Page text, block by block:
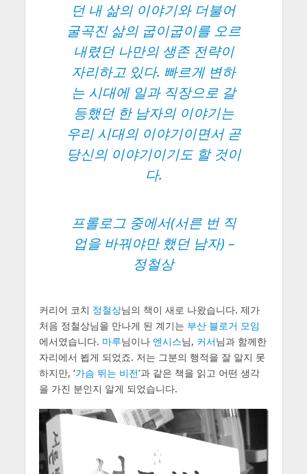
던 내 삶의 이야기와 더불어
굴곡진 삶의 굽이굽이를 오르
내렸던 나만의 생존 전략이
자리하고 있다. 빠르게 변하
는 시대에 일과 직장으로 갈
등했던 한 남자의 이야기는
우리 시대의 이야기이면서 곧
당신의 이야기이기도 할 것이
다.
프롤로그 중에서(서른 번 직
업을 바꿔야만 했던 남자) –
정철상
커리어 코치 정철상님의 책이 새로 나왔습니다. 제가
처음 정철상님을 만나게 된 계기는 부산 블로거 모임
에서였습니다. 마루님이나 엔시스님, 커서님과 함께한
자리에서 뵙게 되었죠. 저는 그분의 행적을 잘 알지 못
하지만, ‘가슴 뛰는 비전’과 같은 책을 읽고 어떤 생각
을 가진 분인지 알게 되었습니다.